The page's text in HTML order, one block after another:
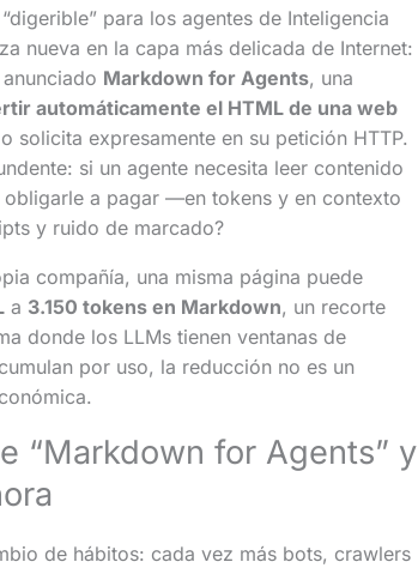
para los agentes de Inteligencia
nueva en la capa más delicada de Internet:
Markdown for Agents, una
automáticamente el HTML de una web
solicita expresamente en su petición HTTP.
si un agente necesita leer contenido
a pagar —en tokens y en contexto
y ruido de marcado?
compañía, una misma página puede
a 3.150 tokens en Markdown, un recorte
donde los LLMs tienen ventanas de
por uso, la reducción no es un
“Markdown for Agents” y
de hábitos: cada vez más bots, crawlers